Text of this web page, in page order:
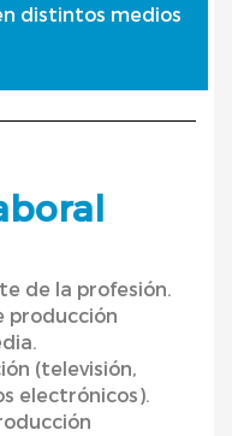
distintos medios
de la profesión.
producción
(televisión,
electrónicos).